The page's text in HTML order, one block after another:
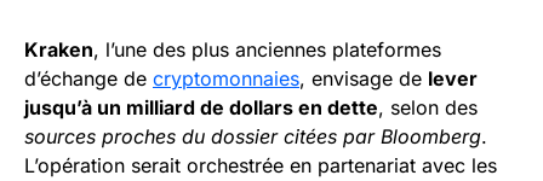
Kraken, l’une des plus anciennes plateformes
d’échange de cryptomonnaies, envisage de lever
jusqu’à un milliard de dollars en dette, selon des
sources proches du dossier citées par Bloomberg.
L’opération serait orchestrée en partenariat avec les